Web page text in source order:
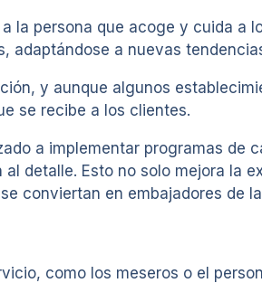
la persona que acoge y cuida a
adaptándose a nuevas
y aunque algunos
se recibe a los clientes.
a implementar programas de
detalle. Esto no solo mejora la
conviertan en embajadores de
como los meseros o el